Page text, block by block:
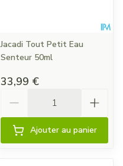
Jacadi Tout Petit Eau
Senteur 50ml
33,99 €
Ajouter au panier